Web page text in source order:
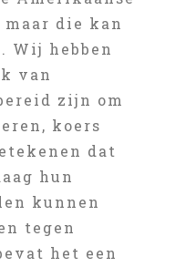
die kan
Wij hebben
van
zijn om
koers
dat
hun
kunnen
tegen
het een